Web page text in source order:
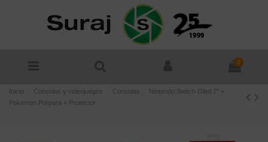
0
Inicio Consolas y videojuegos Consolas
Nintendo Switch Oled 7" +
Pokemon Púrpura + Protector